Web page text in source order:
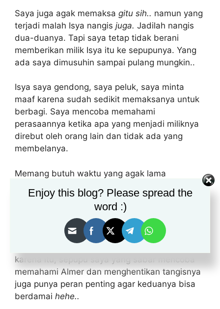
Saya juga agak memaksa gitu sih.. namun yang
terjadi malah Isya nangis juga. Jadilah nangis
dua-duanya. Tapi saya tetap tidak berani
memberikan milik Isya itu ke sepupunya. Yang
ada saya dimusuhin sampai pulang mungkin..
Isya saya gendong, saya peluk, saya minta
maaf karena sudah sedikit memaksanya untuk
berbagi. Saya mencoba memahami
perasaannya ketika apa yang menjadi miliknya
direbut oleh orang lain dan tidak ada yang
membelanya.
Memang butuh waktu yang agak lama
mereka berhenti menangis dan mencoba
memahami perasaan mereka yang sudah pasti
kesal. Namun ya begitulah, kalau kita
mengorbankan salah satu anak agar yang
karena itu, sepupu saya yang sabar mencoba
memahami Almer dan menghentikan tangisnya
juga punya peran penting agar keduanya bisa
berdamai hehe..
Enjoy this blog? Please spread the
word :)